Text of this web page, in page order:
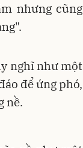
nhưng cũng
nghĩ như một
để ứng phó,
nề.